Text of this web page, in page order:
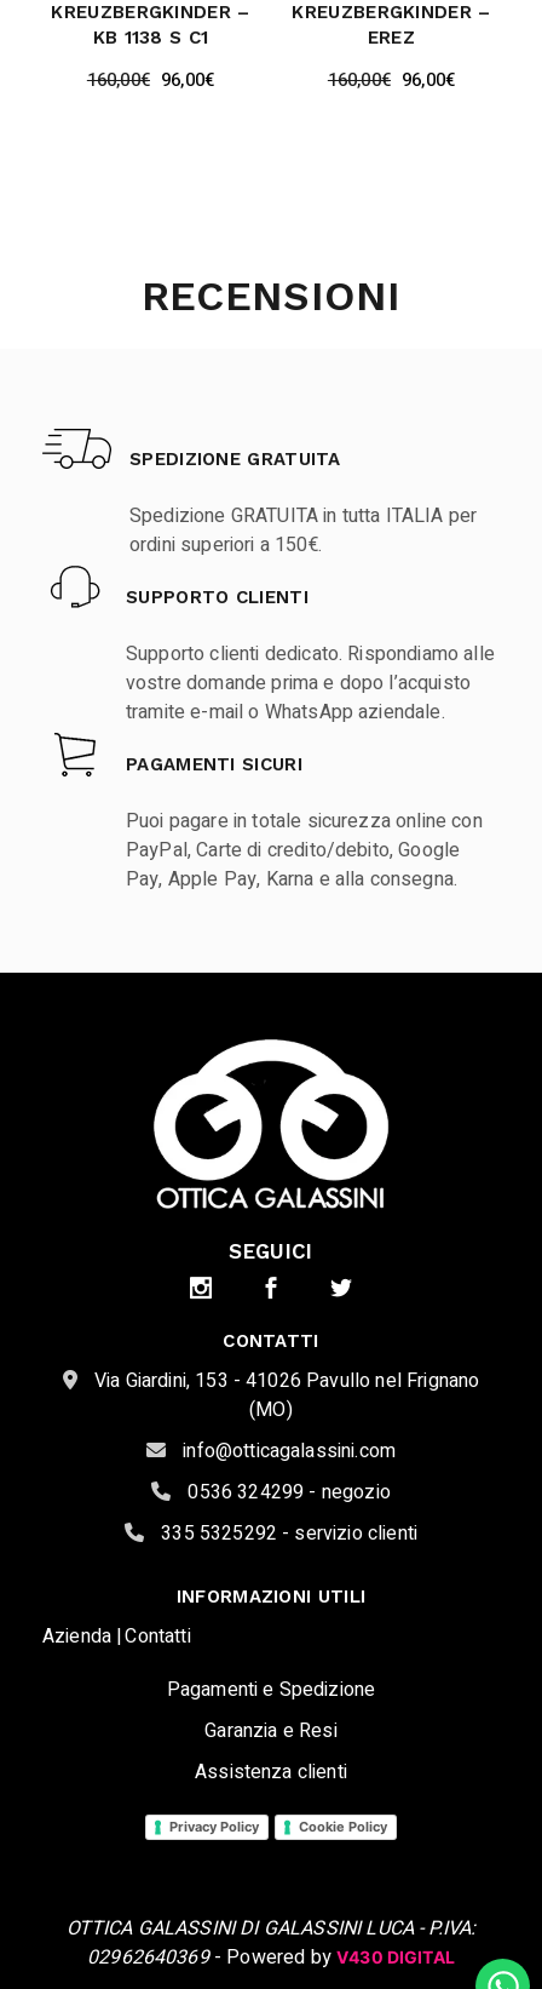
KREUZBERGKINDER –
KB 1138 S C1
160,00€ 96,00€
KREUZBERGKINDER –
EREZ
160,00€ 96,00€
RECENSIONI
SPEDIZIONE GRATUITA
Spedizione GRATUITA in tutta ITALIA per
ordini superiori a 150€.
SUPPORTO CLIENTI
Supporto clienti dedicato. Rispondiamo alle
vostre domande prima e dopo l’acquisto
tramite e-mail o WhatsApp aziendale.
PAGAMENTI SICURI
Puoi pagare in totale sicurezza online con
PayPal, Carte di credito/debito, Google
Pay, Apple Pay, Karna e alla consegna.
SEGUICI
CONTATTI
Via Giardini, 153 - 41026 Pavullo nel Frignano
(MO)
info@otticagalassini.com
0536 324299 - negozio
335 5325292 - servizio clienti
INFORMAZIONI UTILI
Azienda |Contatti
Pagamenti e Spedizione
Garanzia e Resi
Assistenza clienti
Privacy Policy Cookie Policy
OTTICA GALASSINI DI GALASSINI LUCA - P.IVA:
02962640369- Powered byV430 DIGITAL